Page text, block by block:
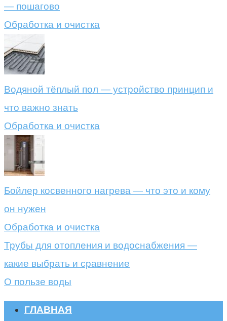
— пошагово
Обработка и очистка
Водяной тёплый пол — устройство принцип и
что важно знать
Обработка и очистка
Бойлер косвенного нагрева — что это и кому
он нужен
Обработка и очистка
Трубы для отопления и водоснабжения —
какие выбрать и сравнение
О пользе воды
ГЛАВНАЯ